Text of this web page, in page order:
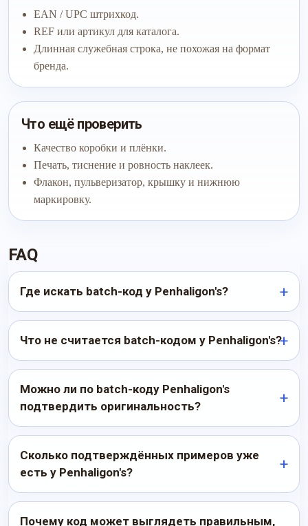
EAN / UPC штрихкод.
REF или артикул для каталога.
Длинная служебная строка, не похожая на формат
бренда.
Что ещё проверить
Качество коробки и плёнки.
Печать, тиснение и ровность наклеек.
Флакон, пульверизатор, крышку и нижнюю
маркировку.
FAQ
Где искать batch-код у Penhaligon's?
Что не считается batch-кодом у Penhaligon's?
Можно ли по batch-коду Penhaligon's
подтвердить оригинальность?
Сколько подтверждённых примеров уже
есть у Penhaligon's?
Почему код может выглядеть правильным,